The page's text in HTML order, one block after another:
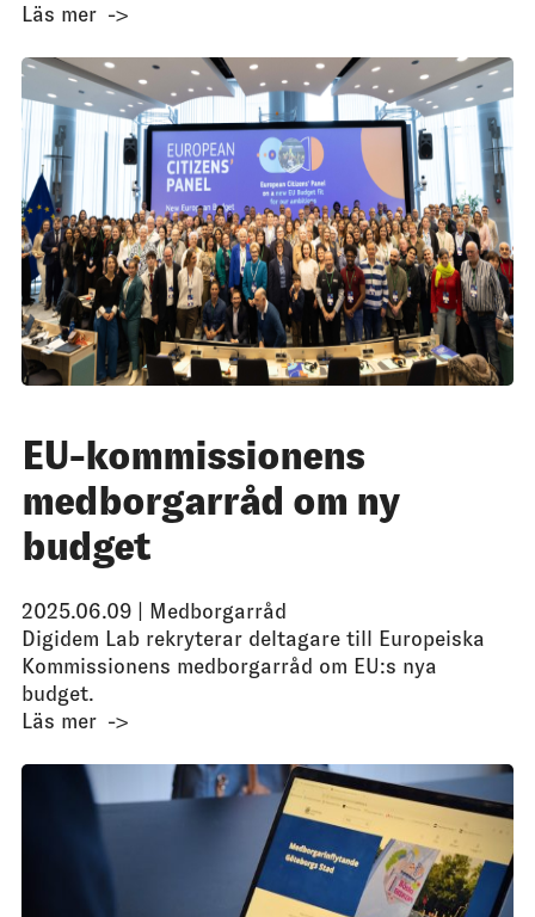
Läs mer
EU-kommissionens
medborgarråd om ny
budget
2025.06.09 | Medborgarråd
Digidem Lab rekryterar deltagare till Europeiska
Kommissionens medborgarråd om EU:s nya
budget.
Läs mer